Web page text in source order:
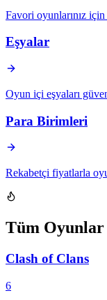
Favori oyunlarınız
Eşyalar
Oyun içi eşyaları
Para Birimleri
Rekabetçi fiyatlarla
Tüm Oyunlar
Clash of Clans
6